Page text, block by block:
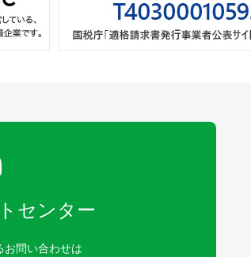
センター
お問い合わせは